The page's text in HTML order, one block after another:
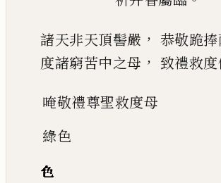
諸天非天頂髻嚴 ， 恭敬跪
度諸窮苦中之母 ， 致禮救
唵敬禮尊聖救度母
綠色